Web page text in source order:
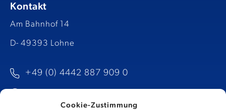
Cookie-Zustimmung
Kontakt
Am Bahnhof 14
D- 49393 Lohne
+49 (0) 4442 887 909 0